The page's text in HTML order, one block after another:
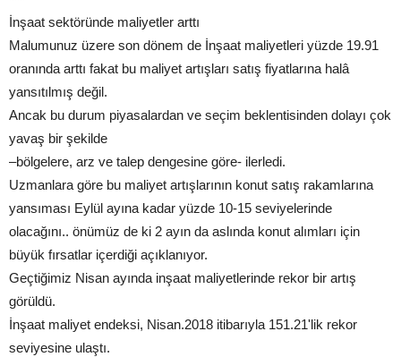
İnşaat sektöründe maliyetler arttı
Malumunuz üzere son dönem de İnşaat maliyetleri yüzde 19.91
oranında arttı fakat bu maliyet artışları satış fiyatlarına halâ
yansıtılmış değil.
Ancak bu durum piyasalardan ve seçim beklentisinden dolayı çok
yavaş bir şekilde
–bölgelere, arz ve talep dengesine göre- ilerledi.
Uzmanlara göre bu maliyet artışlarının konut satış rakamlarına
yansıması Eylül ayına kadar yüzde 10-15 seviyelerinde
olacağını.. önümüz de ki 2 ayın da aslında konut alımları için
büyük fırsatlar içerdiği açıklanıyor.
Geçtiğimiz Nisan ayında inşaat maliyetlerinde rekor bir artış
görüldü.
İnşaat maliyet endeksi, Nisan.2018 itibarıyla 151.21'lik rekor
seviyesine ulaştı.